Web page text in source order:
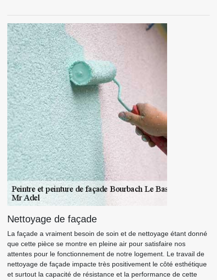
Nettoyage de façade
La façade a vraiment besoin de soin et de nettoyage étant donné
que cette pièce se montre en pleine air pour satisfaire nos
attentes pour le fonctionnement de notre logement. Le travail de
nettoyage de façade impacte très positivement le côté esthétique
et surtout la capacité de résistance et la performance de cette